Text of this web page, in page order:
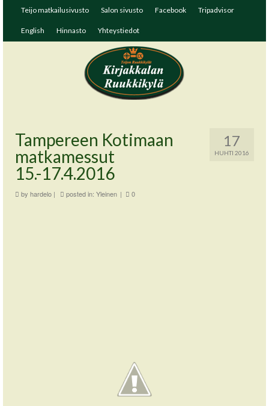
Teijo matkailusivusto Salon sivusto Facebook Tripadvisor
English Hinnasto Yhteystiedot
17
HUHTI 2016
Tampereen Kotimaan
matkamessut
15.-17.4.2016
by hardelo | posted in: Yleinen | 0